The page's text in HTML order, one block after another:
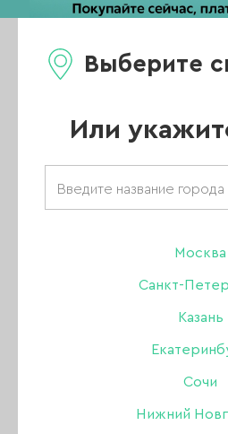
Выберите
Или
Москва
Санкт-
Казань
Сочи
Нижний
Каталог
Главная/
Каталог/
Акригель, полигель/
Serebro акригель/